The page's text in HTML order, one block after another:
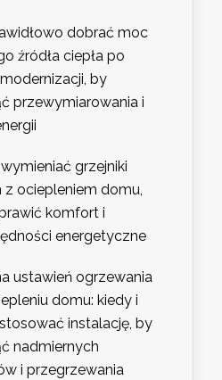
dobrać moc
źródła ciepła po
by
przewymiarowania i
grzejniki
z ociepleniem domu,
komfort i
energetyczne
ustawień ogrzewania
domu: kiedy i
instalację, by
nadmiernych
i przegrzewania